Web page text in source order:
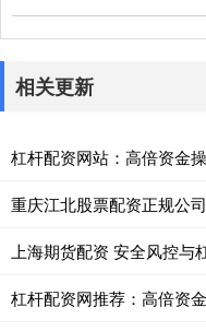
相关更新
杠杆配资网站：高倍资金
重庆江北股票配资正规公司
上海期货配资 安全风控与
杠杆配资网推荐：高倍资